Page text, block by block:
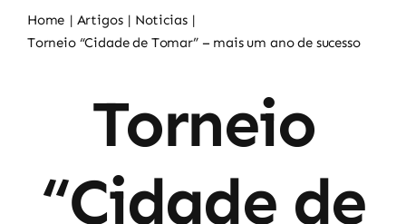
Noticias
Home Artigos
Noticias
Torneio “Cidade de Tomar” – mais um ano de sucesso
Torneio
“Cidade de